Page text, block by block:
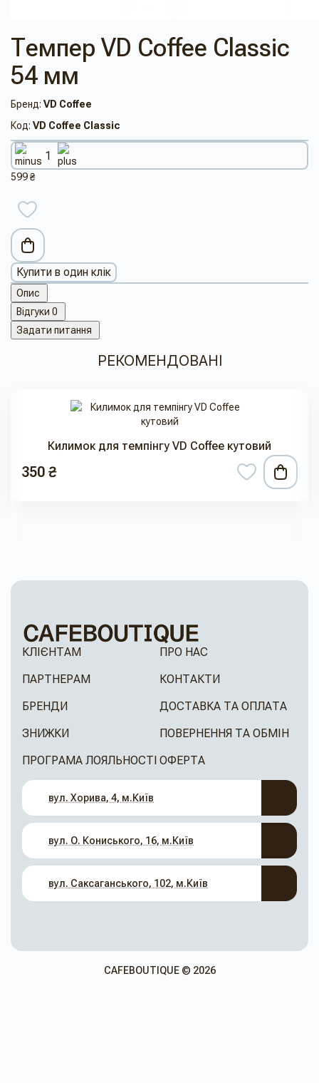
Темпер VD Coffee Classic
54 мм
Бренд: VD Coffee
Код: VD Coffee Classic
599 ₴
Купити в один клік
Опис
Відгуки 0
Задати питання
РЕКОМЕНДОВАНІ
Килимок для темпінгу VD Coffee кутовий
350 ₴
КЛІЄНТАМ
ПАРТНЕРАМ
БРЕНДИ
ЗНИЖКИ
ПРОГРАМА ЛОЯЛЬНОСТІ
ПРО НАС
КОНТАКТИ
ДОСТАВКА ТА ОПЛАТА
ПОВЕРНЕННЯ ТА ОБМІН
ОФЕРТА
вул. Хорива, 4, м.Київ
вул. О. Кониського, 16, м.Київ
вул. Саксаганського, 102, м.Київ
CAFEBOUTIQUE © 2026